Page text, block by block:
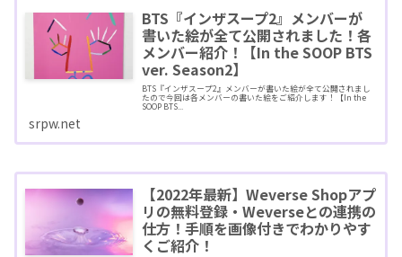
BTS『インザスープ2』メンバーが
書いた絵が全て公開されました！各
メンバー紹介！【In the SOOP BTS
ver. Season2】
BTS『インザスープ2』メンバーが書いた絵が全て公開されまし
たので今回は各メンバーの書いた絵をご紹介します！【In the
SOOP BTS...
srpw.net
【2022年最新】Weverse Shopアプ
リの無料登録・Weverseとの連携の
仕方！手順を画像付きでわかりやす
くご紹介！